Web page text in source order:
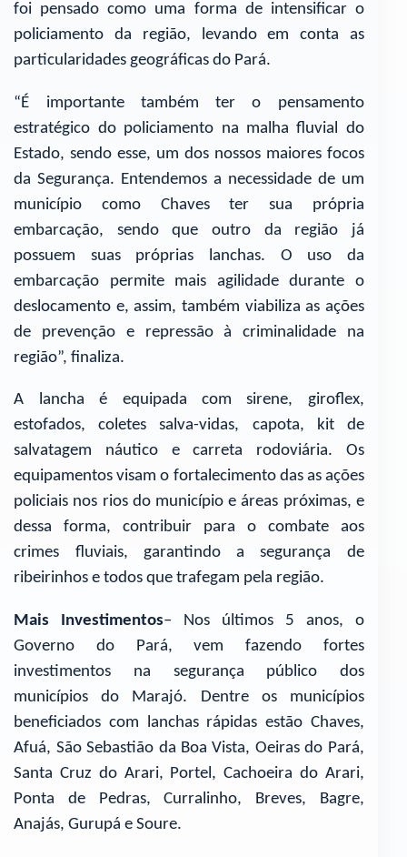
foi pensado como uma forma de intensificar o
policiamento da região, levando em conta as
particularidades geográficas do Pará.
“É importante também ter o pensamento
estratégico do policiamento na malha fluvial do
Estado, sendo esse, um dos nossos maiores focos
da Segurança. Entendemos a necessidade de um
município como Chaves ter sua própria
embarcação, sendo que outro da região já
possuem suas próprias lanchas. O uso da
embarcação permite mais agilidade durante o
deslocamento e, assim, também viabiliza as ações
de prevenção e repressão à criminalidade na
região”, finaliza.
A lancha é equipada com sirene, giroflex,
estofados, coletes salva-vidas, capota, kit de
salvatagem náutico e carreta rodoviária. Os
equipamentos visam o fortalecimento das as ações
policiais nos rios do município e áreas próximas, e
dessa forma, contribuir para o combate aos
crimes fluviais, garantindo a segurança de
ribeirinhos e todos que trafegam pela região.
Mais Investimentos– Nos últimos 5 anos, o
Governo do Pará, vem fazendo fortes
investimentos na segurança público dos
municípios do Marajó. Dentre os municípios
beneficiados com lanchas rápidas estão Chaves,
Afuá, São Sebastião da Boa Vista, Oeiras do Pará,
Santa Cruz do Arari, Portel, Cachoeira do Arari,
Ponta de Pedras, Curralinho, Breves, Bagre,
Anajás, Gurupá e Soure.